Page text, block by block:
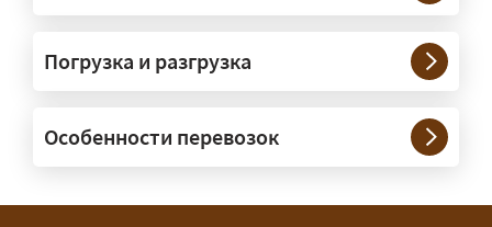
сопровождение?
организуем. Потребность в машинах
прикрытия зависит от габаритов
груза и маршрута; это определяется
Погрузка и разгрузка
Особенности перевозок